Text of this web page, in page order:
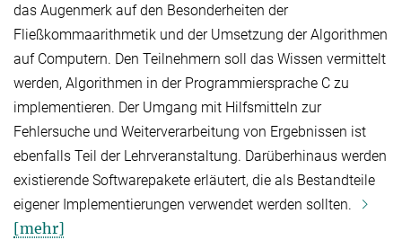
das Augenmerk auf den Besonderheiten der
Fließkommaarithmetik und der Umsetzung der Algorithmen
auf Computern. Den Teilnehmern soll das Wissen vermittelt
werden, Algorithmen in der Programmiersprache C zu
implementieren. Der Umgang mit Hilfsmitteln zur
Fehlersuche und Weiterverarbeitung von Ergebnissen ist
ebenfalls Teil der Lehrveranstaltung. Darüberhinaus werden
existierende Softwarepakete erläutert, die als Bestandteile
eigener Implementierungen verwendet werden sollten.
[mehr]